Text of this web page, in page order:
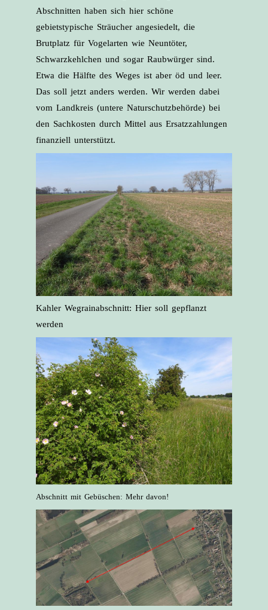
Abschnitten haben sich hier schöne
gebietstypische Sträucher angesiedelt, die
Brutplatz für Vogelarten wie Neuntöter,
Schwarzkehlchen und sogar Raubwürger sind.
Etwa die Hälfte des Weges ist aber öd und leer.
Das soll jetzt anders werden. Wir werden dabei
vom Landkreis (untere Naturschutzbehörde) bei
den Sachkosten durch Mittel aus Ersatzzahlungen
finanziell unterstützt.
Kahler Wegrainabschnitt: Hier soll gepflanzt
werden
Abschnitt mit Gebüschen: Mehr davon!